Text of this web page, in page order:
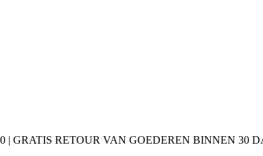
| GRATIS RETOUR VAN GOEDEREN BINNEN 30